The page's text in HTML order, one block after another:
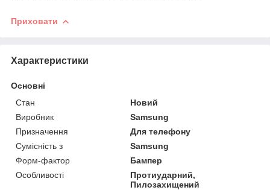
Приховати
Характеристики
Основні
Стан
Новий
Виробник
Samsung
Призначення
Для телефону
Сумісність з
Samsung
Форм-фактор
Бампер
Особливості
Протиударний,
Пилозахищений